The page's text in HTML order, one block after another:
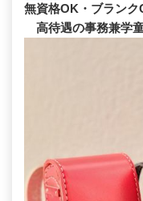
無資格OK・ブラン
高待遇の事務兼学